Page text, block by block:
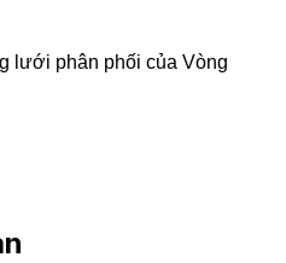
lưới phân phối của Vòng